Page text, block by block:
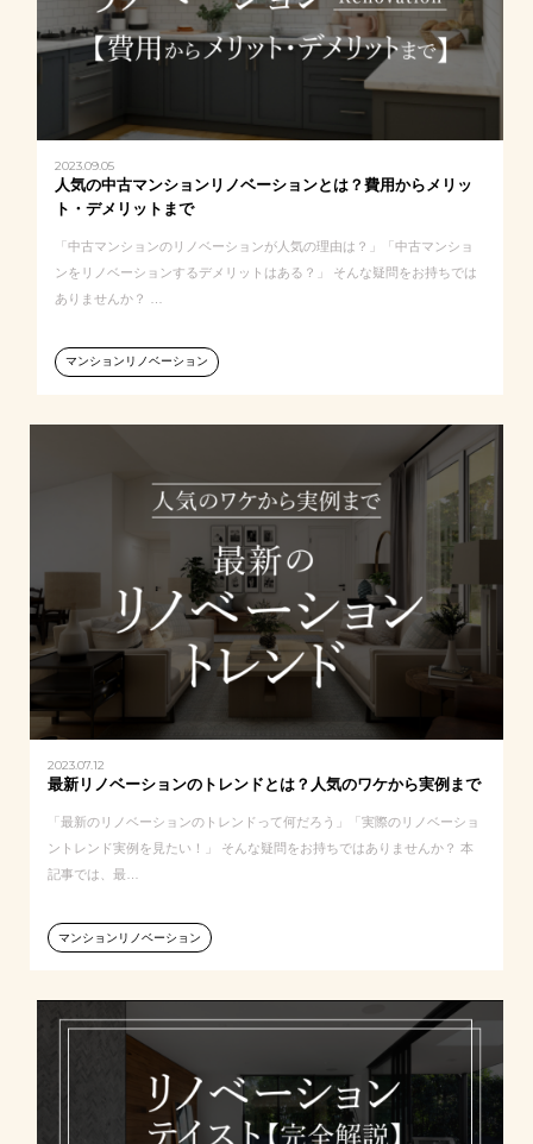
2023.09.05
人気の中古マンションリノベーションとは？費用からメリッ
ト・デメリットまで
「中古マンションのリノベーションが人気の理由は？」「中古マンショ
ンをリノベーションするデメリットはある？」 そんな疑問をお持ちでは
マンションリノベーション
2023.07.12
最新リノベーションのトレンドとは？人気のワケから実例まで
「最新のリノベーションのトレンドって何だろう」「実際のリノベーショ
ントレンド実例を見たい！」 そんな疑問をお持ちではありませんか？ 本
記事では、最…
マンションリノベーション